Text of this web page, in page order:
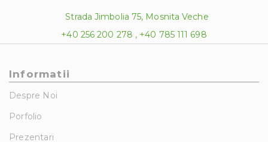
Strada Jimbolia 75, Mosnita Veche
+40 256 200 278 , +40 785 111 698
Informatii
Despre Noi
Porfolio
Prezentari